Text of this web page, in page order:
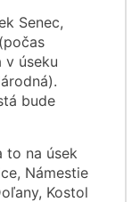
Senec,
v úseku
bude
to na úsek
Námestie
Kostol